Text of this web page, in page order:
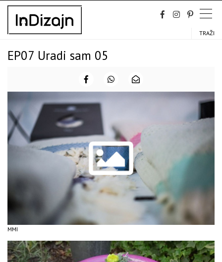
Skip
content
TRAŽI
EP07 Uradi sam 05
MMI